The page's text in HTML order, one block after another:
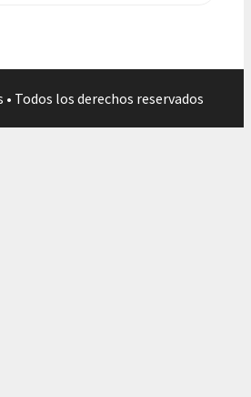
Todos los derechos reservados